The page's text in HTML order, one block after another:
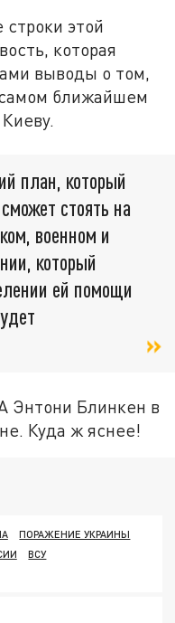
этой
которая
выводы о том,
ближайшем
план, который
стоять на
военном и
который
ей помощи
Энтони Блинкен в
Куда ж яснее!
ПОРАЖЕНИЕ УКРАИНЫ
ВСУ